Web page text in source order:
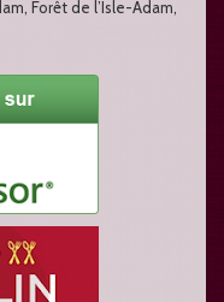
Forêt de l’Isle-Adam,